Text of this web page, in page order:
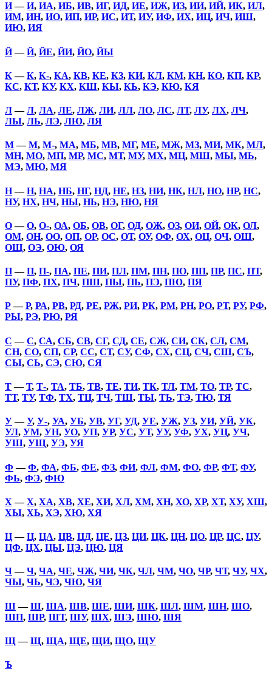
И—И, ИА, ИБ, ИВ, ИГ, ИД, ИЕ, ИЖ, ИЗ, ИИ, ИЙ, ИК, ИЛ,
ИМ, ИН, ИО, ИП, ИР, ИС, ИТ, ИУ, ИФ, ИХ, ИЦ, ИЧ, ИШ,
ИЮ, ИЯ
Й—Й, ЙЕ, ЙИ, ЙО, ЙЫ
К—К, К-, КА, КВ, КЕ, КЗ, КИ, КЛ, КМ, КН, КО, КП, КР,
КС, КТ, КУ, КХ, КШ, КЫ, КЬ, КЭ, КЮ, КЯ
Л—Л, ЛА, ЛЕ, ЛЖ, ЛИ, ЛЛ, ЛО, ЛС, ЛТ, ЛУ, ЛХ, ЛЧ,
ЛЫ, ЛЬ, ЛЭ, ЛЮ, ЛЯ
М—М, М-, МА, МБ, МВ, МГ, МЕ, МЖ, МЗ, МИ, МК, МЛ,
МН, МО, МП, МР, МС, МТ, МУ, МХ, МЦ, МШ, МЫ, МЬ,
МЭ, МЮ, МЯ
Н—Н, НА, НБ, НГ, НД, НЕ, НЗ, НИ, НК, НЛ, НО, НР, НС,
НУ, НХ, НЧ, НЫ, НЬ, НЭ, НЮ, НЯ
О—О, О-, ОА, ОБ, ОВ, ОГ, ОД, ОЖ, ОЗ, ОИ, ОЙ, ОК, ОЛ,
ОМ, ОН, ОО, ОП, ОР, ОС, ОТ, ОУ, ОФ, ОХ, ОЦ, ОЧ, ОШ,
ОЩ, ОЭ, ОЮ, ОЯ
П—П, П-, ПА, ПЕ, ПИ, ПЛ, ПМ, ПН, ПО, ПП, ПР, ПС, ПТ,
ПУ, ПФ, ПХ, ПЧ, ПШ, ПЫ, ПЬ, ПЭ, ПЮ, ПЯ
Р—Р, РА, РВ, РД, РЕ, РЖ, РИ, РК, РМ, РН, РО, РТ, РУ, РФ,
РЫ, РЭ, РЮ, РЯ
С —С, СА, СБ, СВ, СГ, СД, СЕ, СЖ, СИ, СК, СЛ, СМ,
СН, СО, СП, СР, СС, СТ, СУ, СФ, СХ, СЦ, СЧ, СШ, СЪ,
СЫ, СЬ, СЭ, СЮ, СЯ
Т—Т, Т-, ТА, ТБ, ТВ, ТЕ, ТИ, ТК, ТЛ, ТМ, ТО, ТР, ТС,
ТТ, ТУ, ТФ, ТХ, ТЦ, ТЧ, ТШ, ТЫ, ТЬ, ТЭ, ТЮ, ТЯ
У—У, У-, УА, УБ, УВ, УГ, УД, УЕ, УЖ, УЗ, УИ, УЙ, УК,
УЛ, УМ, УН, УО, УП, УР, УС, УТ, УУ, УФ, УХ, УЦ, УЧ,
УШ, УЩ, УЭ, УЯ
Ф —Ф, ФА, ФБ, ФЕ, ФЗ, ФИ, ФЛ, ФМ, ФО, ФР, ФТ, ФУ,
ФЬ, ФЭ, ФЮ
Х —Х, ХА, ХВ, ХЕ, ХИ, ХЛ, ХМ, ХН, ХО, ХР, ХТ, ХУ, ХШ,
ХЫ, ХЬ, ХЭ, ХЮ, ХЯ
Ц—Ц, ЦА, ЦВ, ЦД, ЦЕ, ЦЗ, ЦИ, ЦК, ЦН, ЦО, ЦР, ЦС, ЦУ,
ЦФ, ЦХ, ЦЫ, ЦЭ, ЦЮ, ЦЯ
Ч—Ч, ЧА, ЧЕ, ЧЖ, ЧИ, ЧК, ЧЛ, ЧМ, ЧО, ЧР, ЧТ, ЧУ, ЧХ,
ЧЫ, ЧЬ, ЧЭ, ЧЮ, ЧЯ
Ш—Ш, ША, ШВ, ШЕ, ШИ, ШК, ШЛ, ШМ, ШН, ШО,
ШП, ШР, ШТ, ШУ, ШХ, ШЭ, ШЮ, ШЯ
Щ —Щ, ЩА, ЩЕ, ЩИ, ЩО, ЩУ
Ъ